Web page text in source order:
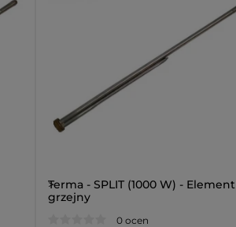
>
Terma - SPLIT (1000 W) - Element
grzejny
0 ocen